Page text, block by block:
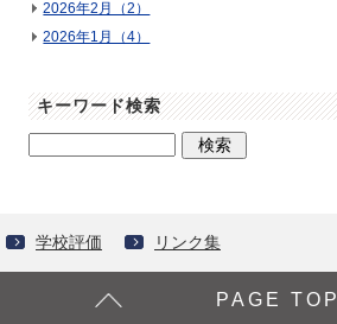
2026年2月（2）
2026年1月（4）
キーワード検索
学校評価 リンク集
PAGE TOP